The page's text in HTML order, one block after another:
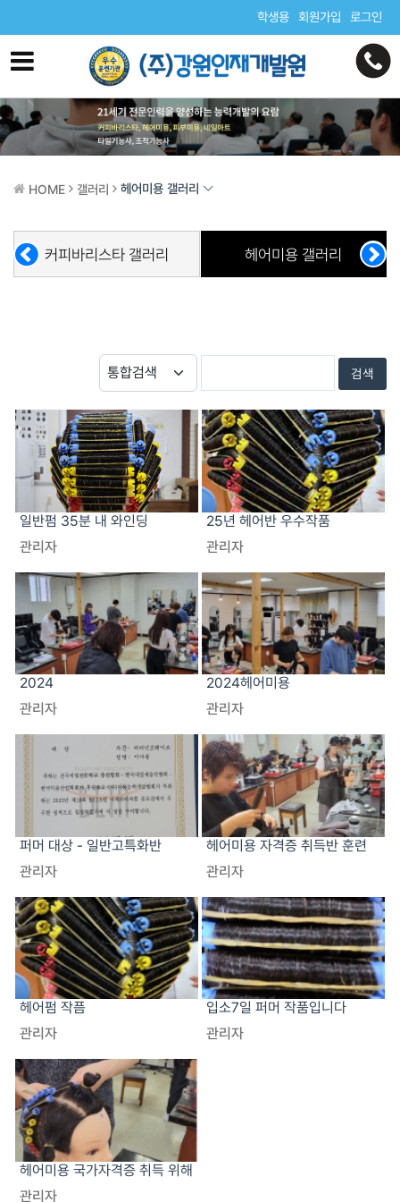
학생용 회원가입 로그인
HOME 갤러리 헤어미용 갤러리
커피바리스타 갤러리 헤어미용 갤러리
일반펌 35분 내 와인딩
관리자
25년 헤어반 우수작품
관리자
2024
관리자
2024헤어미용
관리자
퍼머 대상 - 일반고특화반
관리자
헤어미용 자격증 취득반 훈련
모습
관리자
헤어펌 작픔
관리자
입소7일 퍼머 작품입니다
관리자
헤어미용 국가자격증 취득 위해
열공하는 모습~!
관리자